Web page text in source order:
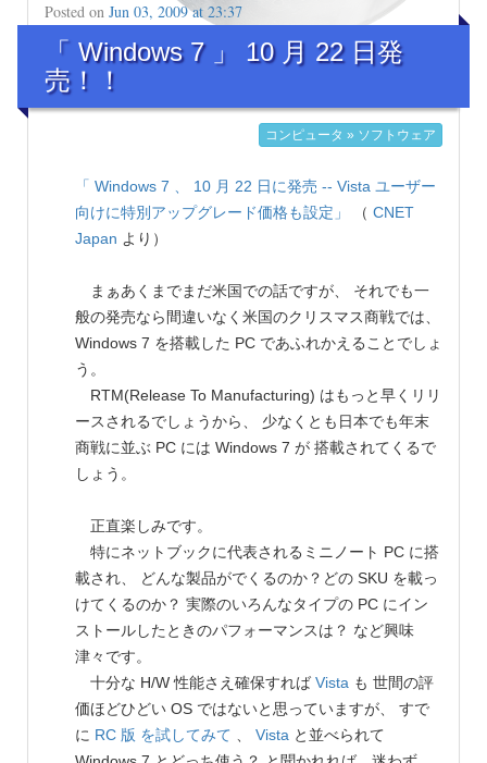
Posted on Jun 03, 2009 at 23:37
「 Windows 7 」 10 月 22 日発
売！！
コンピュータ » ソフトウェア
「 Windows 7 、 10 月 22 日に発売 -- Vista ユーザー
向けに特別アップグレード価格も設定」
（ CNET
Japan より）
まぁあくまでまだ米国での話ですが、 それでも一
般の発売なら間違いなく米国のクリスマス商戦では、
Windows 7 を搭載した PC であふれかえることでしょ
う。
RTM(Release To Manufacturing) はもっと早くリリ
ースされるでしょうから、 少なくとも日本でも年末
商戦に並ぶ PC には Windows 7 が 搭載されてくるで
しょう。
正直楽しみです。
特にネットブックに代表されるミニノート PC に搭
載され、 どんな製品がでくるのか？どの SKU を載っ
けてくるのか？ 実際のいろんなタイプの PC にイン
ストールしたときのパフォーマンスは？ など興味
津々です。
十分な H/W 性能さえ確保すれば Vista も 世間の評
価ほどひどい OS ではないと思っていますが、 すで
に RC 版 を試してみて 、 Vista と並べられて